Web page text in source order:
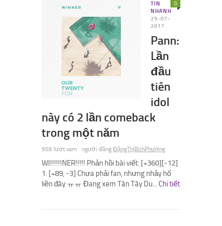
TIN
NHANH
29-07-
2017
Pann:
Lần
đầu
tiên
idol
này có 2 lần comeback
trong một năm
958 lượt xem
0
người đăng ĐặngThịBíchPhượng
WI!!!!!!NER!!!!! Phản hồi bài viết: [+360][-12]
1. [+89, -3] Chưa phải fan, nhưng nhảy hố
liền đây ㅠㅠ Đang xem Tân Tây Du... Chi tiết